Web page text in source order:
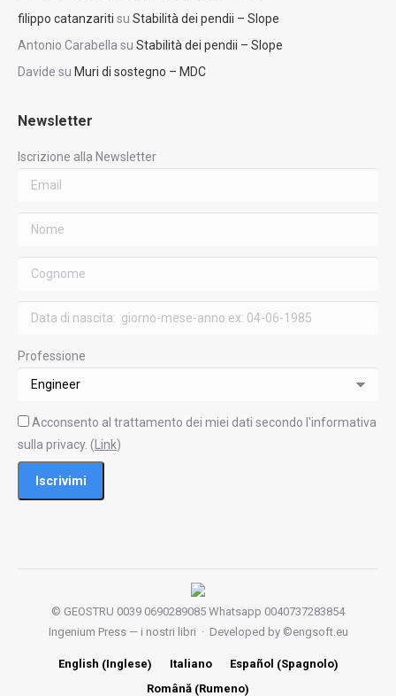
filippo catanzariti su Stabilità dei pendii – Slope
Antonio Carabella su Stabilità dei pendii – Slope
Davide su Muri di sostegno – MDC
Newsletter
Iscrizione alla Newsletter
Professione
Acconsento al trattamento dei miei dati secondo l'informativa
sulla privacy. (Link)
© GEOSTRU 0039 0690289085 Whatsapp 0040737283854
Ingenium Press — i nostri libri · Developed by ©engsoft.eu
English (Inglese) Italiano Español (Spagnolo)
Română (Rumeno)